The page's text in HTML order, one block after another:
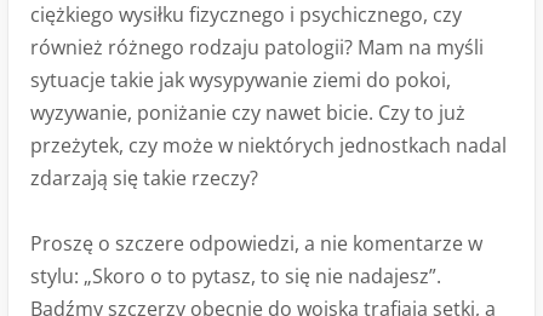
ciężkiego wysiłku fizycznego i psychicznego, czy
również różnego rodzaju patologii? Mam na myśli
sytuacje takie jak wysypywanie ziemi do pokoi,
wyzywanie, poniżanie czy nawet bicie. Czy to już
przeżytek, czy może w niektórych jednostkach nadal
zdarzają się takie rzeczy?
Proszę o szczere odpowiedzi, a nie komentarze w
stylu: „Skoro o to pytasz, to się nie nadajesz”.
Bądźmy szczerzy obecnie do wojska trafiają setki, a